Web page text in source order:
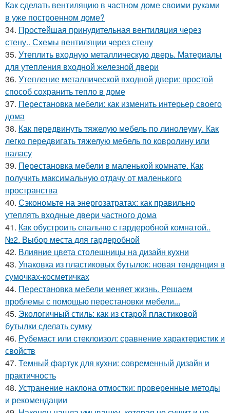
Как сделать вентиляцию в частном доме своими руками
в уже построенном доме?
34. Простейшая принудительная вентиляция через
стену.. Схемы вентиляции через стену
35. Утеплить входную металлическую дверь. Материалы
для утепления входной железной двери
36. Утепление металлической входной двери: простой
способ сохранить тепло в доме
37. Перестановка мебели: как изменить интерьер своего
дома
38. Как передвинуть тяжелую мебель по линолеуму. Как
легко передвигать тяжелую мебель по ковролину или
паласу
39. Перестановка мебели в маленькой комнате. Как
получить максимальную отдачу от маленького
пространства
40. Сэкономьте на энергозатратах: как правильно
утеплять входные двери частного дома
41. Как обустроить спальню с гардеробной комнатой..
№2. Выбор места для гардеробной
42. Влияние цвета столешницы на дизайн кухни
43. Упаковка из пластиковых бутылок: новая тенденция в
сумочках-косметичках
44. Перестановка мебели меняет жизнь. Решаем
проблемы с помощью перестановки мебели...
45. Экологичный стиль: как из старой пластиковой
бутылки сделать сумку
46. Рубемаст или стеклоизол: сравнение характеристик и
свойств
47. Темный фартук для кухни: современный дизайн и
практичность
48. Устранение наклона отмостки: проверенные методы
и рекомендации